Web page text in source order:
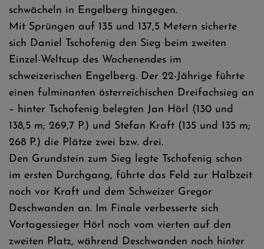
schwächeln in Engelberg hingegen.
Mit Sprüngen auf 135 und 137,5 Metern sicherte
sich Daniel Tschofenig den Sieg beim zweiten
Einzel-Weltcup des Wochenendes im
schweizerischen Engelberg. Der 22-Jährige führte
einen fulminanten österreichischen Dreifachsieg an
– hinter Tschofenig belegten Jan Hörl (130 und
138,5 m; 269,7 P.) und Stefan Kraft (135 und 135 m;
268 P.) die Plätze zwei bzw. drei.
Den Grundstein zum Sieg legte Tschofenig schon
im ersten Durchgang, führte das Feld zur Halbzeit
noch vor Kraft und dem Schweizer Gregor
Deschwanden an. Im Finale verbesserte sich
Vortagessieger Hörl noch vom vierten auf den
zweiten Platz, während Deschwanden noch hinter